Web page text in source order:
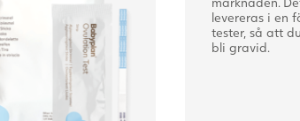
levereras i en
tester, så att
bli gravid.